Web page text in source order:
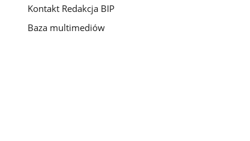
Kontakt Redakcja BIP
Baza multimediów